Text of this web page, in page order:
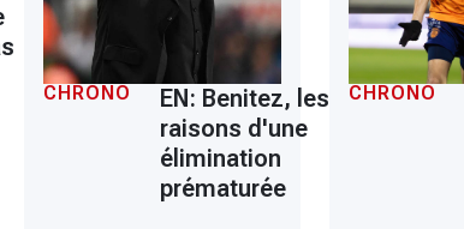
CHRONO
EN: Benitez, les
raisons d'une
élimination
prématurée
CHRONO